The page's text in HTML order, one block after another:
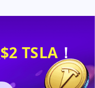
$2 TSLA ！